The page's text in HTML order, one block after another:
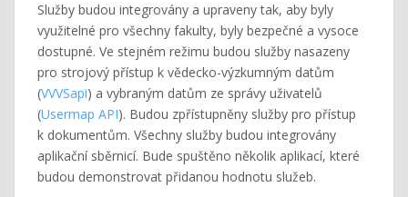
Služby budou integrovány a upraveny tak, aby byly
využitelné pro všechny fakulty, byly bezpečné a vysoce
dostupné. Ve stejném režimu budou služby nasazeny
pro strojový přístup k vědecko-výzkumným datům
(VVVSapi) a vybraným datům ze správy uživatelů
(Usermap API). Budou zpřístupněny služby pro přístup
k dokumentům. Všechny služby budou integrovány
aplikační sběrnicí. Bude spuštěno několik aplikací, které
budou demonstrovat přidanou hodnotu služeb.